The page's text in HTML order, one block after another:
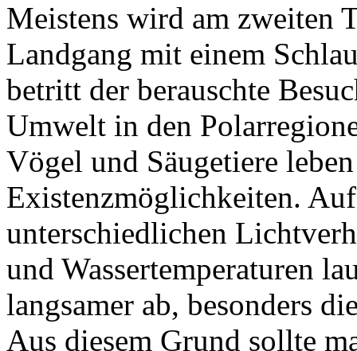
Meistens wird am zweiten
Landgang mit einem
betritt der berauschte
Umwelt in den
Vögel und Säugetiere
Existenzmöglichkeiten.
unterschiedlichen
und Wassertemperaturen
langsamer ab, besonders
Aus diesem Grund sollte